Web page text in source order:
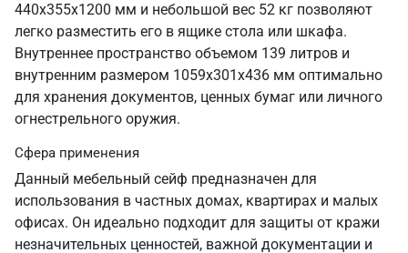
440х355х1200 мм и небольшой вес 52 кг позволяют
легко разместить его в ящике стола или шкафа.
Внутреннее пространство объемом 139 литров и
внутренним размером 1059х301х436 мм оптимально
для хранения документов, ценных бумаг или личного
огнестрельного оружия.
Сфера применения
Данный мебельный сейф предназначен для
использования в частных домах, квартирах и малых
офисах. Он идеально подходит для защиты от кражи
незначительных ценностей, важной документации и